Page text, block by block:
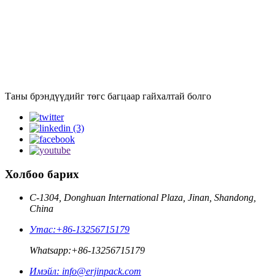
Таны брэндүүдийг төгс багцаар гайхалтай болго
Холбоо барих
C-1304, Donghuan International Plaza, Jinan, Shandong,
China
Утас:+86-13256715179
Whatsapp:+86-13256715179
Имэйл: info@erjinpack.com